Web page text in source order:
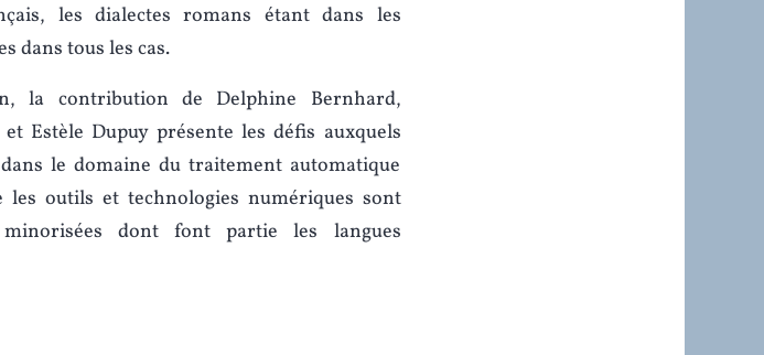
les dialectes romans étant dans les
dans tous les cas.
la contribution de Delphine Bernhard,
Estèle Dupuy présente les défis auxquels
le domaine du traitement automatique
les outils et technologies numériques sont
dont font partie les langues